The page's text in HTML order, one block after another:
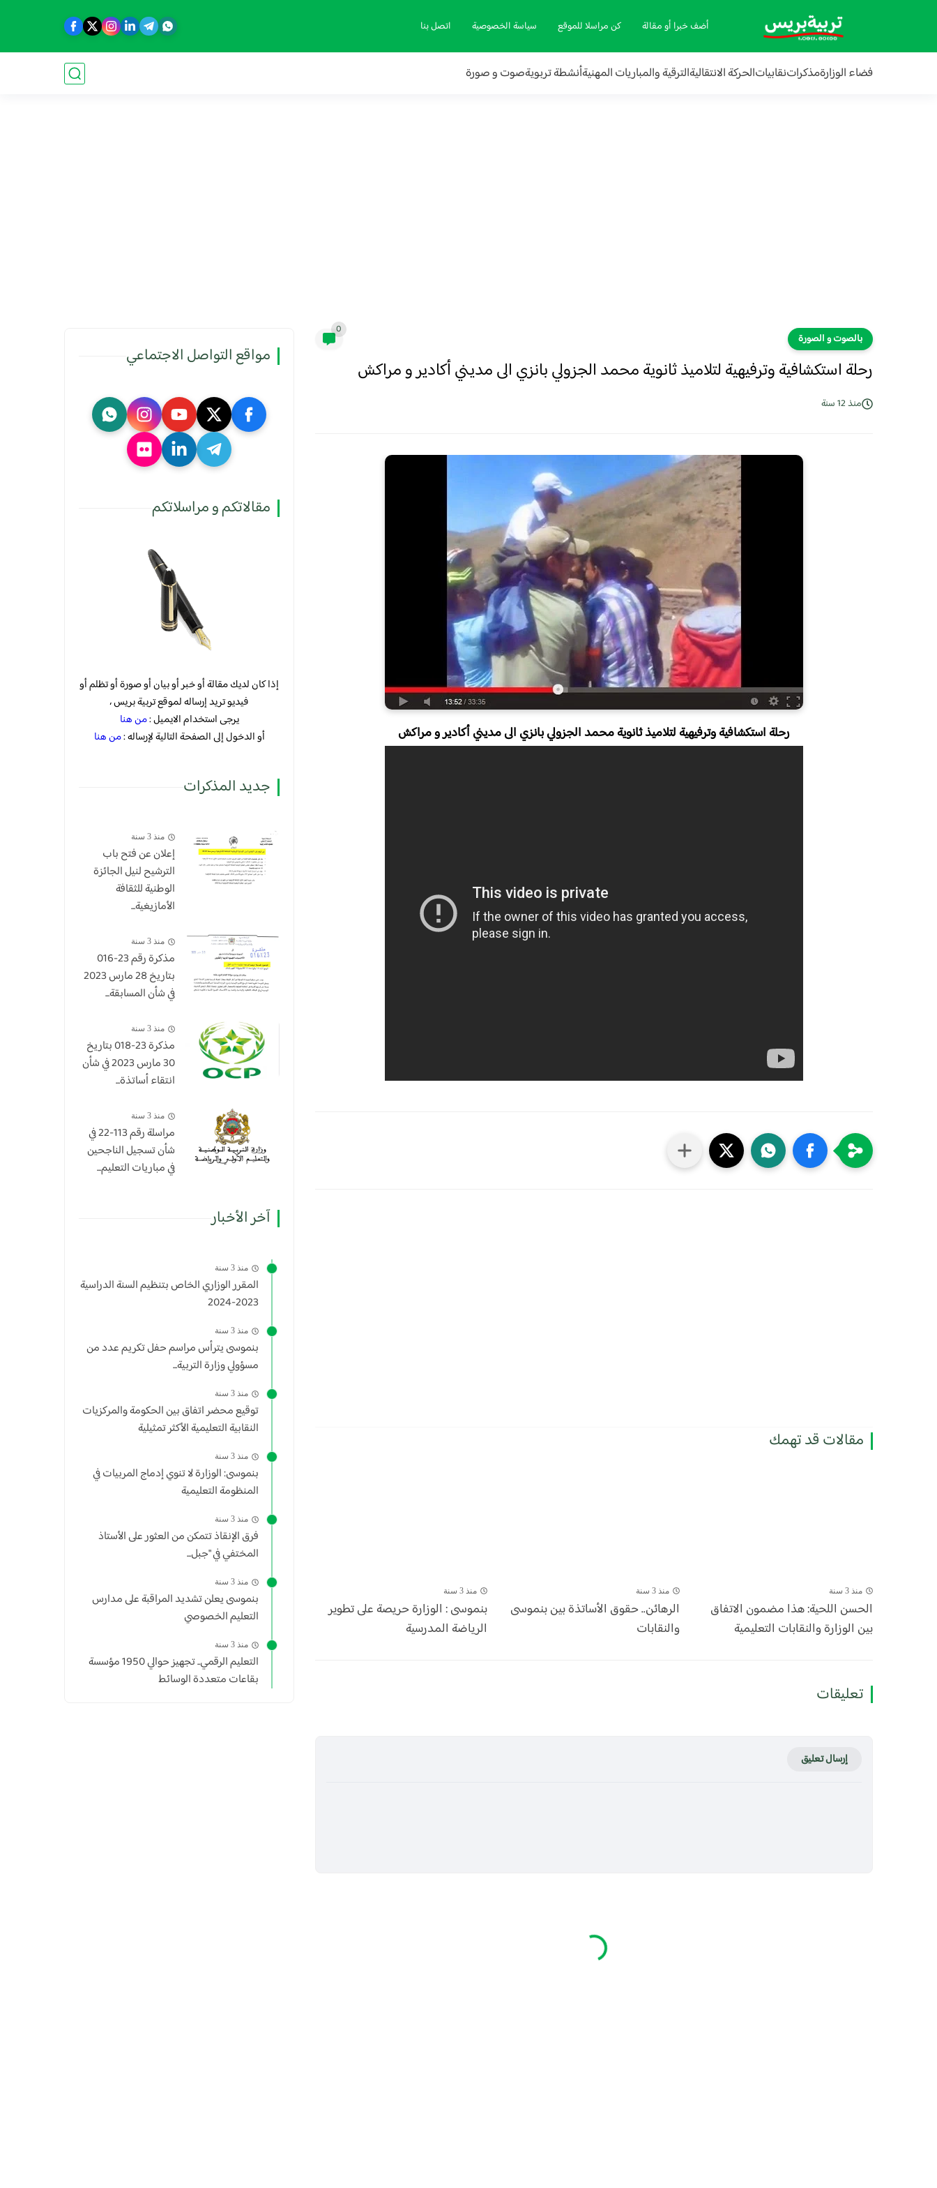
أضف خبرا أو مقالة كن مراسلا للموقع سياسة الخصوصية اتصل بنا
فضاء الوزارةمذكراتنقابياتالحركة الانتقاليةالترقية والمباريات المهنيةأنشطة تربويةصوت و صورة
بالصوت و الصورة
0
رحلة استكشافية وترفيهية لتلاميذ ثانوية محمد الجزولي بانزي الى مديني أكادير و مراكش
منذ 12 سنة
رحلة استكشافية وترفيهية لتلاميذ ثانوية محمد الجزولي بانزي الى مديني أكادير و مراكش
مقالات قد تهمك
منذ 3 سنة
الحسن اللحية: هذا مضمون الاتفاق
بين الوزارة والنقابات التعليمية
منذ 3 سنة
الرهائن.. حقوق الأساتذة بين بنموسى
والنقابات
منذ 3 سنة
بنموسى : الوزارة حريصة على تطوير
الرياضة المدرسية
تعليقات
إرسال تعليق
مواقع التواصل الاجتماعي
مقالاتكم و مراسلاتكم
إذا كان لديك مقالة أو خبر أو بيان أو صورة أو تظلم أو
فيديو تريد إرساله لموقع تربية بريس ،
يرجى استخدام الايميل :من هنا
أو الدخول إلى الصفحة التالية لإرساله :من هنا
جديد المذكرات
منذ 3 سنة
إعلان عن فتح باب
الترشيح لنيل الجائزة
الوطنية للثقافة
الأمازيغية...
منذ 3 سنة
مذكرة رقم 23-016
بتاريخ 28 مارس 2023
في شأن المسابقة...
منذ 3 سنة
​مذكرة 23-018 بتاريخ
30 مارس 2023 في شأن
انتقاء أساتذة...
منذ 3 سنة
مراسلة رقم 113-22 في
شأن تسجيل الناجحين
في مباريات التعليم...
آخر الأخبار
منذ 3 سنة
المقرر الوزاري الخاص بتنظيم السنة الدراسية
2023-2024
منذ 3 سنة
بنموسى يترأس مراسم حفل تكريم عدد من
مسؤولي وزارة التربية...
منذ 3 سنة
توقيع محضر اتفاق بين الحكومة والمركزيات
النقابية التعليمية الأكثر تمثيلية
منذ 3 سنة
بنموسى: الوزارة لا تنوي إدماج المربيات في
المنظومة التعليمية
منذ 3 سنة
فرق الإنقاذ تتمكن من العثور على الأستاذ
المختفي في "جبل...
منذ 3 سنة
بنموسى يعلن تشديد المراقبة على مدارس
التعليم الخصوصي
منذ 3 سنة
التعليم الرقمي.. تجهيز حوالي 1950 مؤسسة
بقاعات متعددة الوسائط